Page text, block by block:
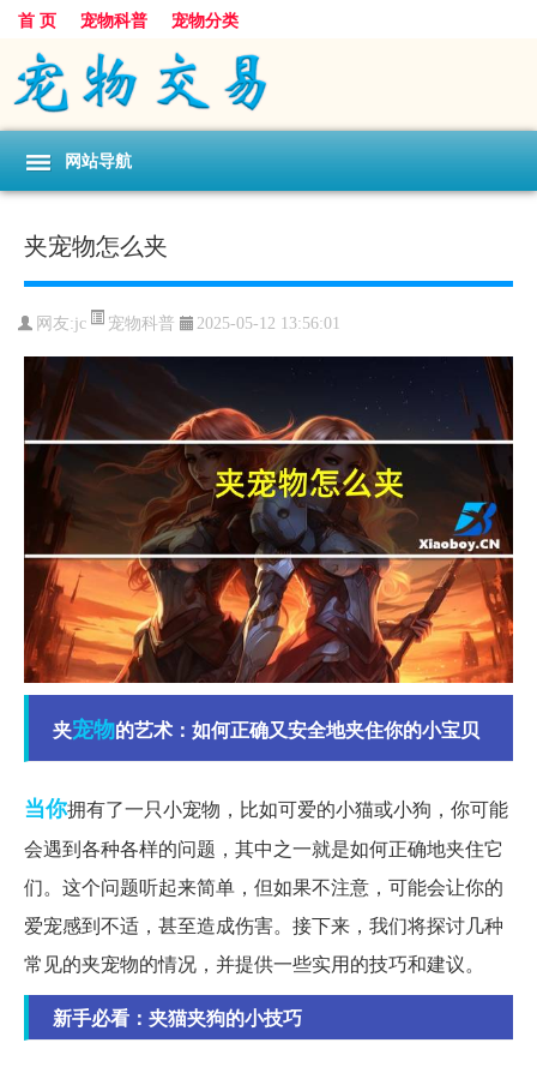
首 页 宠物科普 宠物分类
网站导航
夹宠物怎么夹
网友:jc 宠物科普 2025-05-12 13:56:01
夹宠物的艺术：如何正确又安全地夹住你的小宝贝
当你拥有了一只小宠物，比如可爱的小猫或小狗，你可能
会遇到各种各样的问题，其中之一就是如何正确地夹住它
们。这个问题听起来简单，但如果不注意，可能会让你的
爱宠感到不适，甚至造成伤害。接下来，我们将探讨几种
常见的夹宠物的情况，并提供一些实用的技巧和建议。
新手必看：夹猫夹狗的小技巧